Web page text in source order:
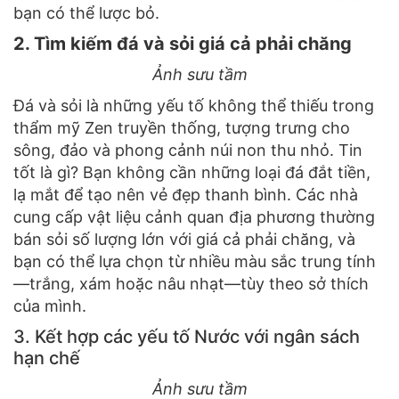
bạn có thể lược bỏ.
2. Tìm kiếm đá và sỏi giá cả phải chăng
Ảnh sưu tầm
Đá và sỏi là những yếu tố không thể thiếu trong
thẩm mỹ Zen truyền thống, tượng trưng cho
sông, đảo và phong cảnh núi non thu nhỏ. Tin
tốt là gì? Bạn không cần những loại đá đắt tiền,
lạ mắt để tạo nên vẻ đẹp thanh bình. Các nhà
cung cấp vật liệu cảnh quan địa phương thường
bán sỏi số lượng lớn với giá cả phải chăng, và
bạn có thể lựa chọn từ nhiều màu sắc trung tính
—trắng, xám hoặc nâu nhạt—tùy theo sở thích
của mình.
3. Kết hợp các yếu tố Nước với ngân sách
hạn chế
Ảnh sưu tầm